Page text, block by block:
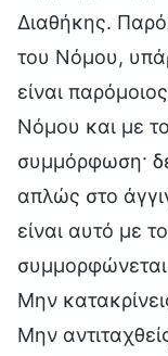
Διαθήκης.
του Νόμου,
είναι
Νόμου και με
συμμόρφωση·
απλώς στο
είναι αυτό με
Μην
Μην